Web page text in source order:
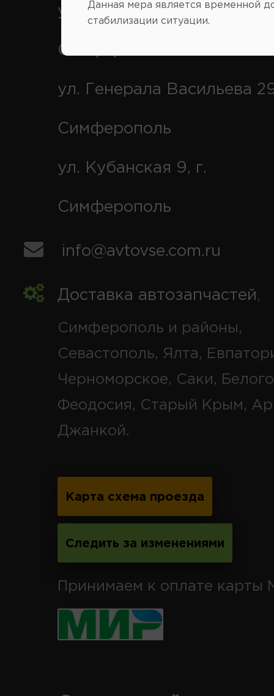
ул. Федоренко 1В, г.
Симферополь
ул. Генерала Васильева
Симферополь
ул. Кубанская 9, г.
Симферополь
info@avtovse.com.ru
Доставка автозапчастей,
Симферополь и районы,
Севастополь, Ялта,
Черноморское, Саки,
Феодосия, Старый Крым,
Джанкой.
Карта схема проезда
Следить за изменениями
Принимаем к оплате карты
Данная мера является временной
стабилизации ситуации.